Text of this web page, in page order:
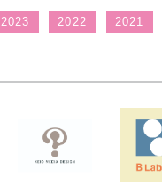
2023 2022 2021